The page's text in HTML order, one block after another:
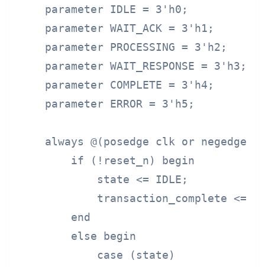
    parameter IDLE = 3'h0;
    parameter WAIT_ACK = 3'h1;
    parameter PROCESSING = 3'h2;
    parameter WAIT_RESPONSE = 3'h3;
    parameter COMPLETE = 3'h4;
    parameter ERROR = 3'h5;
always @(posedge clk or negedge
        if (!reset_n) begin
            state <= IDLE;
transaction_complete <=
        end
        else begin
            case (state)